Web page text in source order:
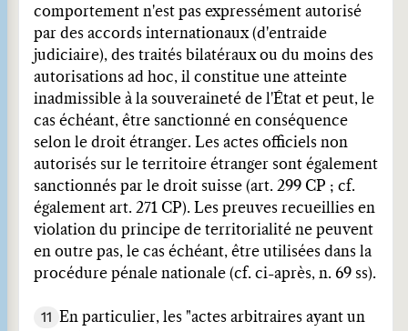
comportement n'est pas expressément autorisé
par des accords internationaux (d'entraide
judiciaire), des traités bilatéraux ou du moins des
autorisations ad hoc, il constitue une atteinte
inadmissible à la souveraineté de l'État et peut, le
cas échéant, être sanctionné en conséquence
selon le droit étranger. Les actes officiels non
autorisés sur le territoire étranger sont également
sanctionnés par le droit suisse (art. 299 CP ; cf.
également art. 271 CP). Les preuves recueillies en
violation du principe de territorialité ne peuvent
en outre pas, le cas échéant, être utilisées dans la
procédure pénale nationale (cf. ci-après, n. 69 ss).
11
En particulier, les "actes arbitraires ayant un